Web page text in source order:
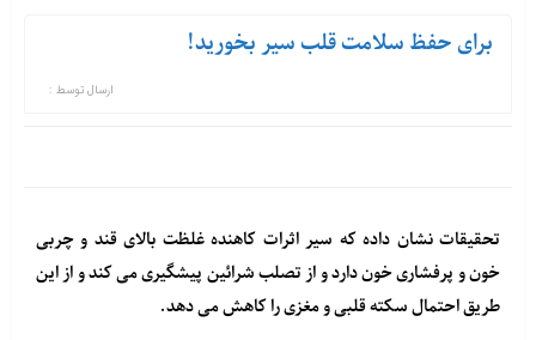
برای حفظ سلامت قلب سیر بخورید‍!
ارسال توسط :
تحقیقات نشان داده که سیر اثرات کاهنده غلظت بالای قند و چربی
خون و پرفشاری خون دارد و از تصلب شرائین پیشگیری می کند و از این
طریق احتمال سکته قلبی و مغزی را کاهش می دهد.